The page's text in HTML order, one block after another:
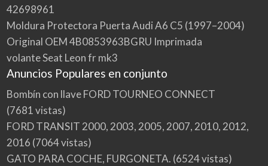
42698961
Moldura Protectora Puerta Audi A6 C5 (1997–2004)
Original OEM 4B0853963BGRU Imprimada
volante Seat Leon fr mk3
Anuncios Populares en conjunto
Bombín con llave FORD TOURNEO CONNECT
(7681 vistas)
FORD TRANSIT 2000, 2003, 2005, 2007, 2010, 2012,
2016 (7064 vistas)
GATO PARA COCHE, FURGONETA. (6524 vistas)